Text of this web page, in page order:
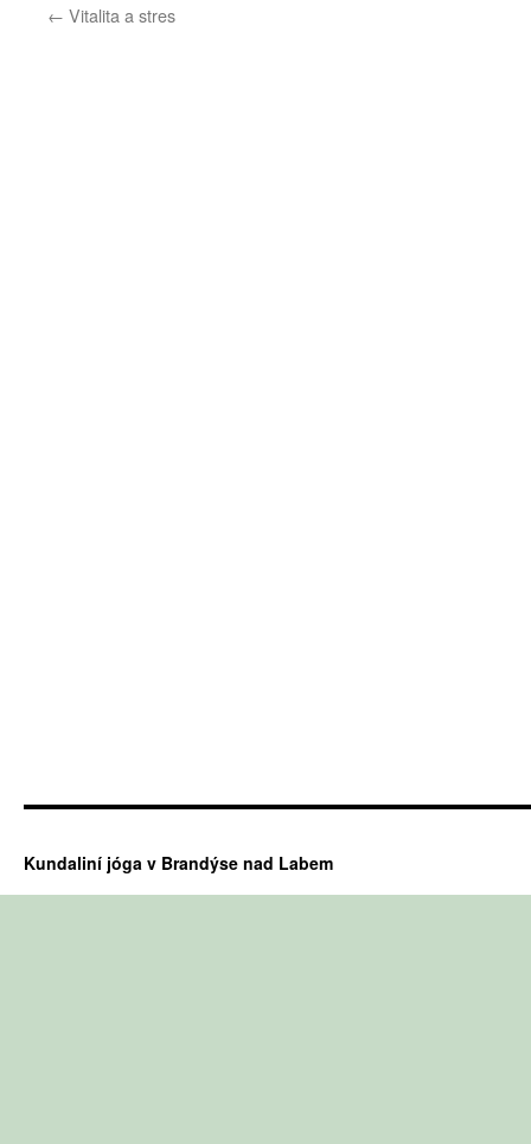
← Vitalita a stres
Kundaliní jóga v Brandýse nad Labem